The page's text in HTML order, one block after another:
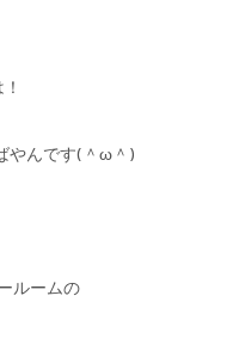
やんです(＾ω＾)
ルームの